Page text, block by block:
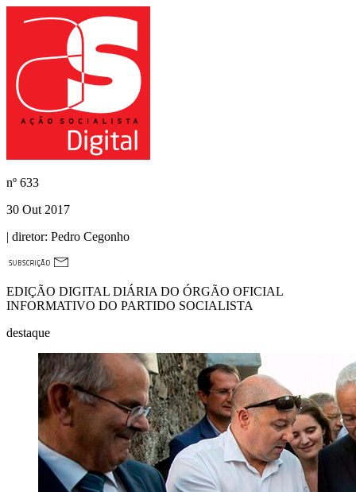
nº 633
30 Out 2017
| diretor: Pedro Cegonho
EDIÇÃO DIGITAL DIÁRIA DO ÓRGÃO OFICIAL
INFORMATIVO DO PARTIDO SOCIALISTA
destaque